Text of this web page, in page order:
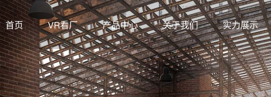
首页 VR看厂 产品中心 关于我们 实力展示